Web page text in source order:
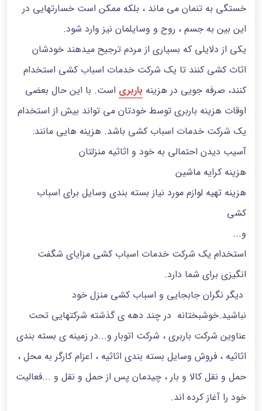
خستگی به تنمان می ماند ، بلکه ممکن است خسارتهایی در
این بین به جسم ، روح و وسایلمان نیز وارد شود.
یکی از دلایلی که بسیاری از مردم ترجیح میدهند خودشان
اثاث کشی کنند تا یک شرکت خدمات اسباب کشی استخدام
کنند، صرفه جویی در هزینه باربری است. با این حال بعضی
اوقات هزینه باربری توسط خودتان می تواند بیش از استخدام
یک شرکت خدمات اسباب کشی باشد. هزینه هایی مانند:
آسیب دیدن احتمالی به خود و اثاثیه منزلتان
هزینه کرایه ماشین
هزینه تهیه لوازم مورد نیاز بسته بندی وسایل برای اسباب
کشی
و...
استخدام یک شرکت خدمات اسباب کشی مزایای شگفت
انگیزی برای شما دارد.
دیگر نگران جابجایی و اسباب کشی منزل خود
نباشید.خوشبختانه در چند دهه ی گذشته شرکتهایی تحت
عناوین شرکت باربری ، شرکت اتوبار و...در زمینه ی بسته بندی
اثاثیه ، فروش وسایل بسته بندی اثاثیه ، اعزام کارگر به محل ،
حمل و نقل کالا و بار ، چیدمان پس از حمل و نقل و ...فعالیت
خود را آغاز کرده اند.